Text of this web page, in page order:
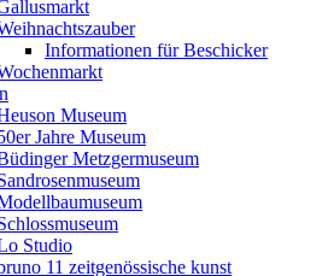
Informationen für Beschicker
Museum
Jahre Museum
Metzgermuseum
Studio
11 zeitgenössische kunst